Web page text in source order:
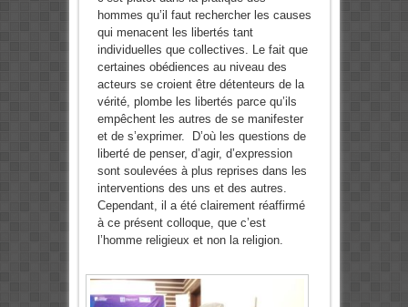
hommes qu’il faut rechercher les causes
qui menacent les libertés tant
individuelles que collectives. Le fait que
certaines obédiences au niveau des
acteurs se croient être détenteurs de la
vérité, plombe les libertés parce qu’ils
empêchent les autres de se manifester
et de s’exprimer. D’où les questions de
liberté de penser, d’agir, d’expression
sont soulevées à plus reprises dans les
interventions des uns et des autres.
Cependant, il a été clairement réaffirmé
à ce présent colloque, que c’est
l’homme religieux et non la religion.